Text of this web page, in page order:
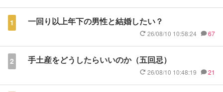
1 一回り以上年下の男性と結婚したい？
26/08/10 10:58:24 67
2 手土産をどうしたらいいのか（五回忌）
26/08/10 10:48:19 21